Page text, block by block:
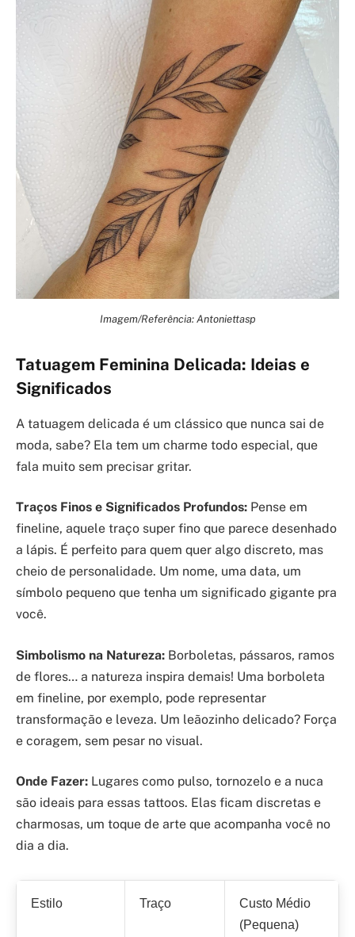
Imagem/Referência: Antoniettasp
Tatuagem Feminina Delicada: Ideias e
Significados
A tatuagem delicada é um clássico que nunca sai de
moda, sabe? Ela tem um charme todo especial, que
fala muito sem precisar gritar.
Traços Finos e Significados Profundos: Pense em
fineline, aquele traço super fino que parece desenhado
a lápis. É perfeito para quem quer algo discreto, mas
cheio de personalidade. Um nome, uma data, um
símbolo pequeno que tenha um significado gigante pra
você.
Simbolismo na Natureza: Borboletas, pássaros, ramos
de flores… a natureza inspira demais! Uma borboleta
em fineline, por exemplo, pode representar
transformação e leveza. Um leãozinho delicado? Força
e coragem, sem pesar no visual.
Onde Fazer: Lugares como pulso, tornozelo e a nuca
são ideais para essas tattoos. Elas ficam discretas e
charmosas, um toque de arte que acompanha você no
dia a dia.
Estilo Traço
Custo Médio
(Pequena)